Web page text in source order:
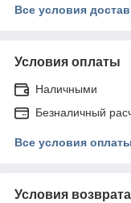
Все условия
Условия оплаты
Наличными
Безналичный
Все условия оплаты
Условия возврата